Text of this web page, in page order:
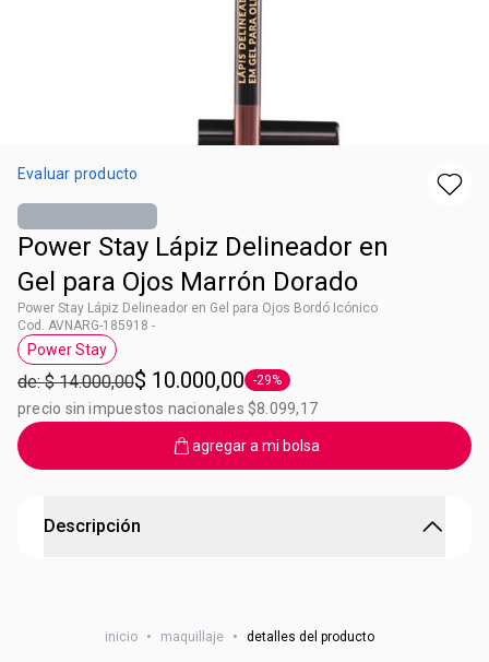
Evaluar producto
Power Stay Lápiz Delineador en
Gel para Ojos Marrón Dorado
Power Stay Lápiz Delineador en Gel para Ojos Bordó Icónico
Cod. AVNARG-185918 -
Etiqueta Power Stay
Power Stay
de: $ 14.000,00$ 10.000,00 Etiqueta -29%
-29%
precio sin impuestos nacionales $8.099,17
agregar a mi bolsa
Descripción
Delineador en gel, a prueba de todo, 24 horas de
inicio • maquillaje • detalles del producto